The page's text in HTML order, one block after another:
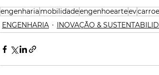
engenharia mobilidadeengenhoearteev
ENGENHARIA
INOVAÇÃO &